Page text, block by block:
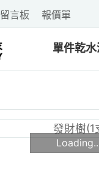
留言板 報價單
單件乾水